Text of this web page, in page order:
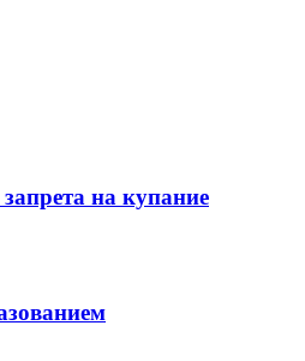
на купание